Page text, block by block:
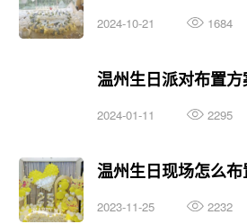
2024-10-21 1684
2024-01-11 2295
2023-11-25 2232